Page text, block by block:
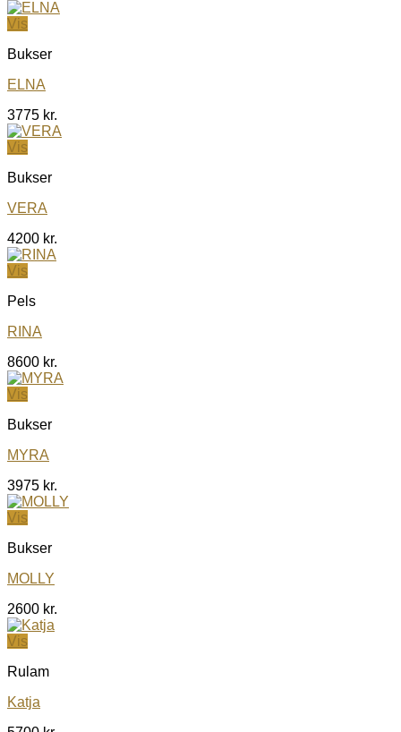
Vis
Bukser
ELNA
3775 kr.
Vis
Bukser
VERA
4200 kr.
Vis
Pels
RINA
8600 kr.
Vis
Bukser
MYRA
3975 kr.
Vis
Bukser
MOLLY
2600 kr.
Vis
Rulam
Katja